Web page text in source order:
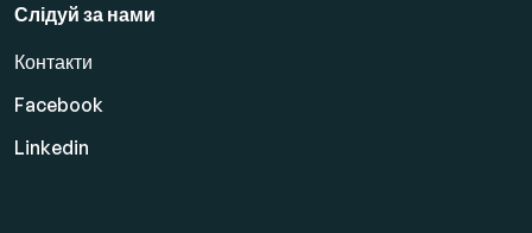
Слідуй за нами
Контакти
Facebook
Linkedin